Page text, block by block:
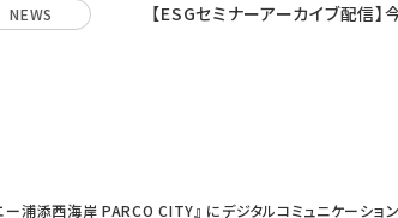
NEWS 【ESGセミナーアーカイブ配信
エー浦添西海岸 PARCO CITY』 にデジタルコミュニケーシ